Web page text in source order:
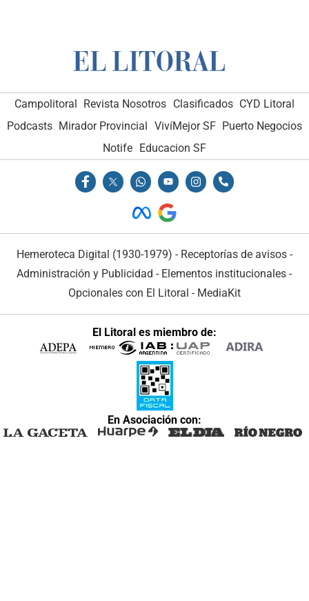
Campolitoral Revista Nosotros Clasificados CYD Litoral
Podcasts Mirador Provincial VivíMejor SF Puerto Negocios
Notife
Educacion SF
Hemeroteca Digital (1930-1979) - Receptorías de avisos -
Administración y Publicidad - Elementos institucionales -
Opcionales con El Litoral - MediaKit
El Litoral es miembro de:
En Asociación con: